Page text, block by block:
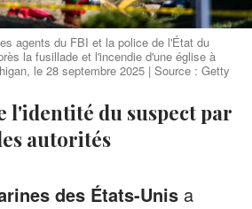
agents du FBI et la police de l'État du
la fusillade et l'incendie d'une église à
le 28 septembre 2025 | Source : Getty
autorités
des États-Unis a